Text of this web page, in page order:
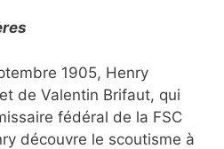
1905, Henry
de Valentin Brifaut, qui
fédéral de la FSC
découvre le scoutisme à